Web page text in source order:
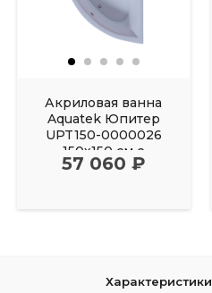
Акриловая ванна
Aquatek Юпитер
UPT150-0000026
150х150 см с
фронтальным
57 060 ₽
Характеристики